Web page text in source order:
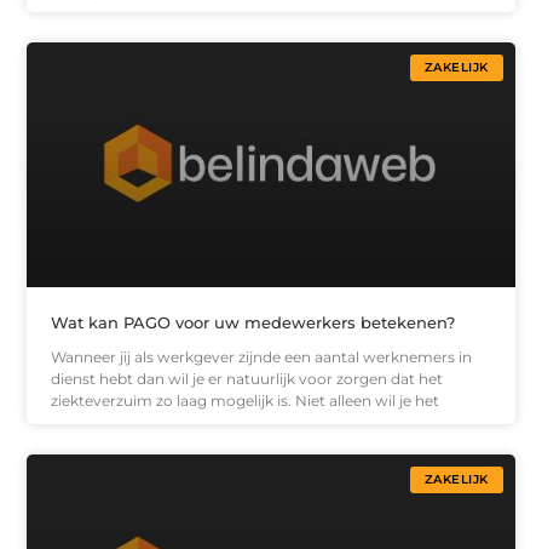
ZAKELIJK
Wat kan PAGO voor uw medewerkers betekenen?
Wanneer jij als werkgever zijnde een aantal werknemers in
dienst hebt dan wil je er natuurlijk voor zorgen dat het
ziekteverzuim zo laag mogelijk is. Niet alleen wil je het
ZAKELIJK